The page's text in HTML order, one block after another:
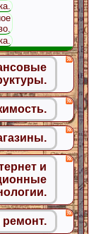
и
ремонт.